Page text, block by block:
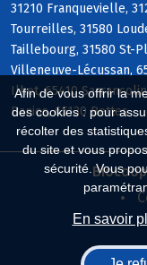
Afin de vous offrir la
des cookies : pour
récolter des
du site et vous
sécurité. Vous
En savoir
31210 Franquevielle,
Tourreilles, 31580
Taillebourg, 31580 St-
Villeneuve-Lécussan,
Ilhet, 65410
Banios, 65130 Bettes